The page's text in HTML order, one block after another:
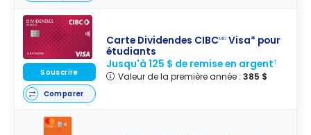
Carte Dividendes CIBCMD Visa* pour
étudiants
Jusqu'à 125 $ de remise en argent†
Valeur de la première année : 385 $
Souscrire
Comparer